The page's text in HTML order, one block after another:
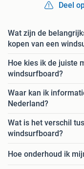
Deel
Wat zijn de
kopen van een
Hoe kies ik de juiste
windsurfboard?
Waar kan ik
Nederland?
Wat is het verschil
windsurfboard?
Hoe onderhoud ik